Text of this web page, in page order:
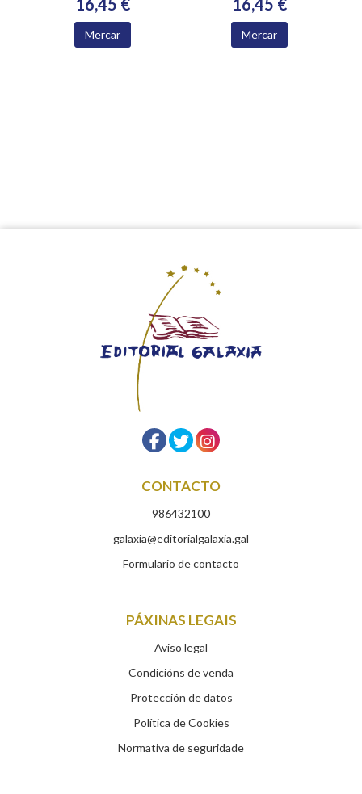
Mercar
16,45 €
Mercar
CONTACTO
986432100
galaxia@editorialgalaxia.gal
Formulario de contacto
PÁXINAS LEGAIS
Aviso legal
Condicións de venda
Protección de datos
Política de Cookies
Normativa de seguridade